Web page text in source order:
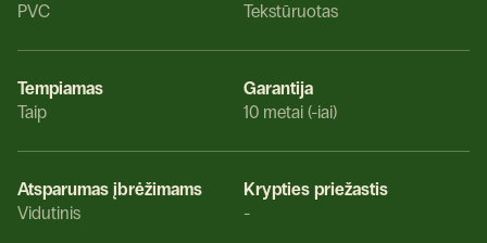
PVC
Tekstūruotas
Tempiamas
Taip
Garantija
10 metai (-iai)
Atsparumas įbrėžimams
Vidutinis
Krypties priežastis
-